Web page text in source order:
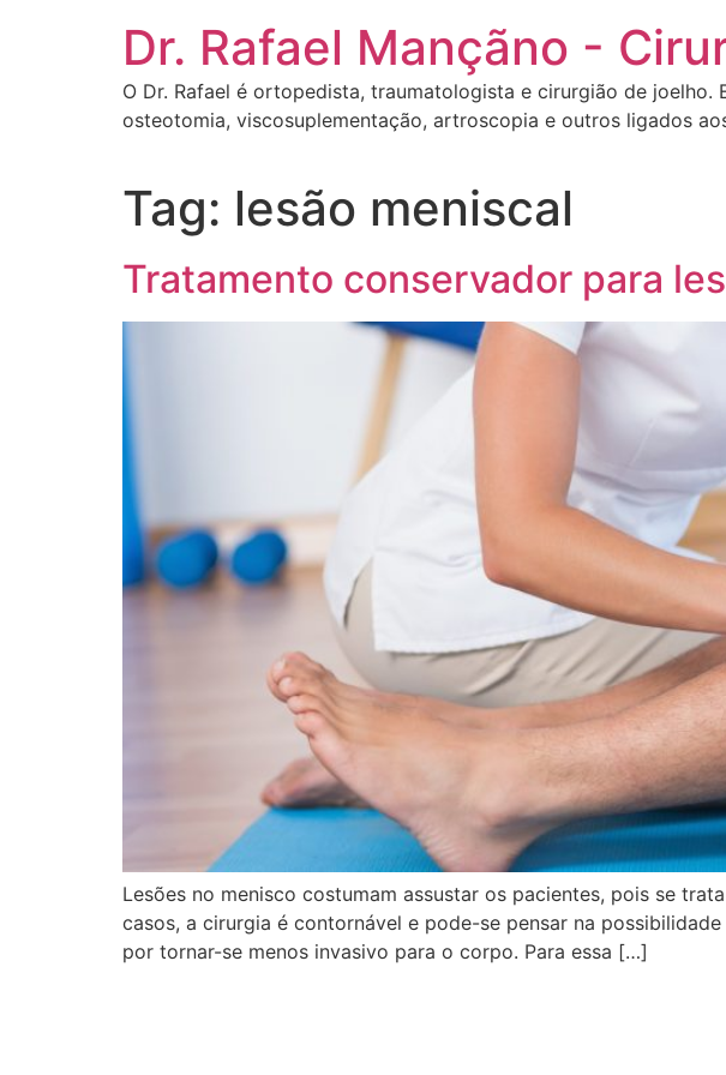
Dr. Rafael Mançãno -
O Dr. Rafael é ortopedista, traumatologista e cirurgião de
osteotomia, viscosuplementação, artroscopia e outros ligados
Tag: lesão meniscal
Tratamento conservador para
Lesões no menisco costumam assustar os pacientes, pois se
casos, a cirurgia é contornável e pode-se pensar na
por tornar-se menos invasivo para o corpo. Para essa […]